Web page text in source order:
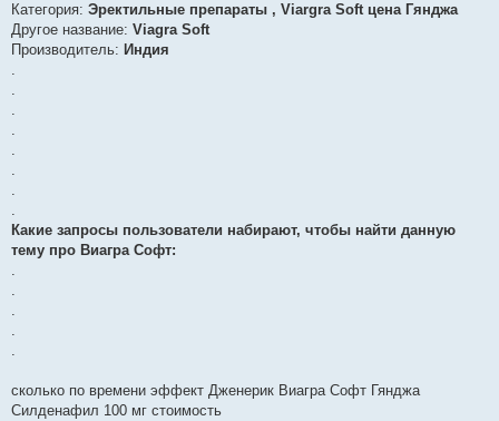
Категория: Эректильные препараты , Viargra Soft цена Гянджа
Другое название: Viagra Soft
Производитель: Индия
.
.
.
.
.
.
.
.
Какие запросы пользователи набирают, чтобы найти данную
тему про Виагра Софт:
.
.
.
.
.
сколько по времени эффект Дженерик Виагра Софт Гянджа
Силденафил 100 мг стоимость